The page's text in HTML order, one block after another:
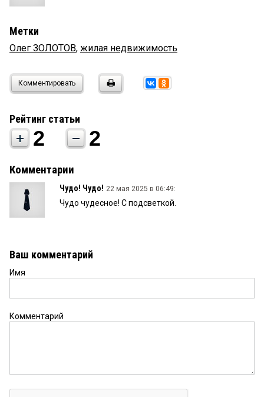
Метки
Олег ЗОЛОТОВ, жилая недвижимость
Комментировать
Рейтинг статьи
2 2
Комментарии
Чудо! Чудо! 22 мая 2025 в 06:49:
Чудо чудесное! С подсветкой.
Ваш комментарий
Имя
Комментарий